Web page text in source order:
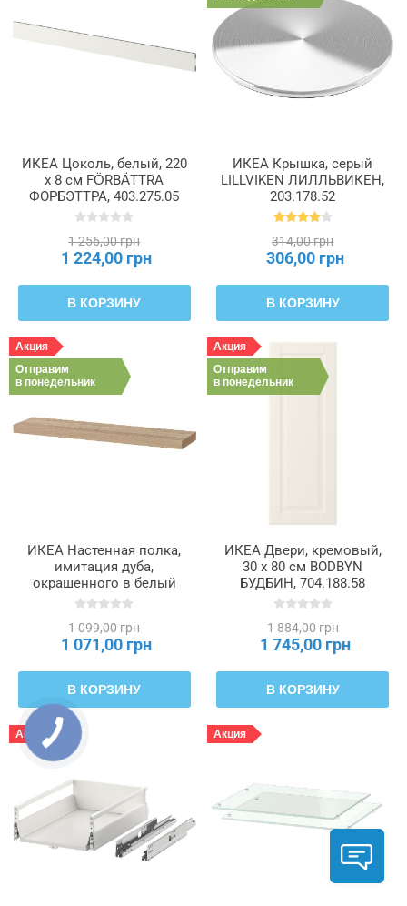
ИКЕА Цоколь, белый, 220
x 8 см FÖRBÄTTRA
ФОРБЭТТРА, 403.275.05
1 256,00 грн
1 224,00 грн
В КОРЗИНУ
ИКЕА Крышка, серый
LILLVIKEN ЛИЛЛЬВИКЕН,
203.178.52
314,00 грн
306,00 грн
В КОРЗИНУ
Акция
Отправим
в понедельник
ИКЕА Настенная полка,
имитация дуба,
окрашенного в белый
цвет, 110 x 26 см LACK
1 099,00 грн
1 071,00 грн
В КОРЗИНУ
Акция
Отправим
в понедельник
ИКЕА Двери, кремовый,
30 x 80 см BODBYN
БУДБИН, 704.188.58
1 884,00 грн
1 745,00 грн
В КОРЗИНУ
Акция Акция